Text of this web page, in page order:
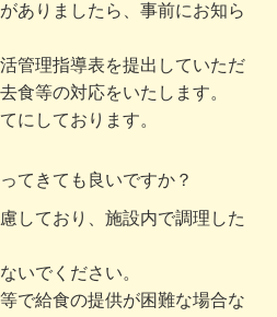
ありましたら、事前にお知ら
管理指導表を提出していただ
食等の対応をいたします。
にしております。
てきても良いですか？
しており、施設内で調理した
いでください。
で給食の提供が困難な場合な